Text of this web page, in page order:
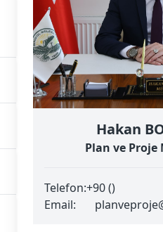
Hakan
Plan ve
Telefon:+90 ()
Email: